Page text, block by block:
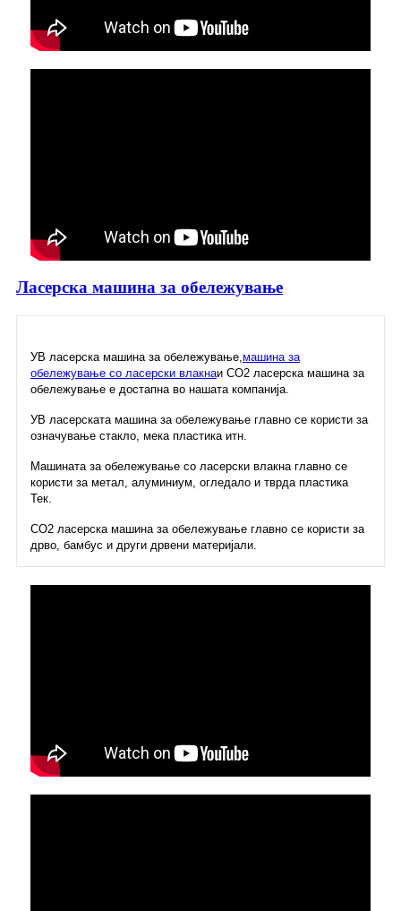
Ласерска машина за обележување
УВ ласерска машина за обележување,машина за
обележување со ласерски влакнаи CO2 ласерска машина за
обележување е достапна во нашата компанија.
УВ ласерската машина за обележување главно се користи за
означување стакло, мека пластика итн.
Машината за обележување со ласерски влакна главно се
користи за метал, алуминиум, огледало и тврда пластика
Тек.
CO2 ласерска машина за обележување главно се користи за
дрво, бамбус и други дрвени материјали.